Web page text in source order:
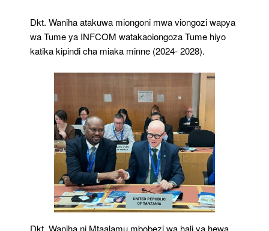
Dkt. Waniha atakuwa miongoni mwa viongozi wapya
wa Tume ya INFCOM watakaoiongoza Tume hiyo
katika kipindi cha miaka minne (2024- 2028).
Dkt. Waniha ni Mtaalamu mbobezi wa hali ya hewa